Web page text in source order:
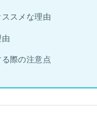
スメな理由
際の注意点